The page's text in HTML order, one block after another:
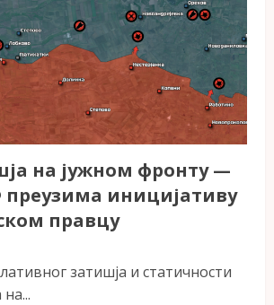
на јужном фронту —
иницијативу
правцу
затишја и статичности